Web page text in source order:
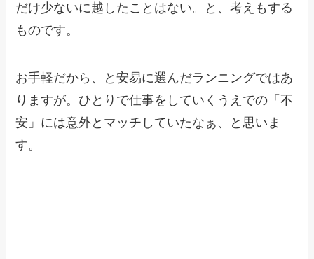
だけ少ないに越したことはない。と、考えもする
ものです。
お手軽だから、と安易に選んだランニングではあ
りますが。ひとりで仕事をしていくうえでの「不
安」には意外とマッチしていたなぁ、と思いま
す。